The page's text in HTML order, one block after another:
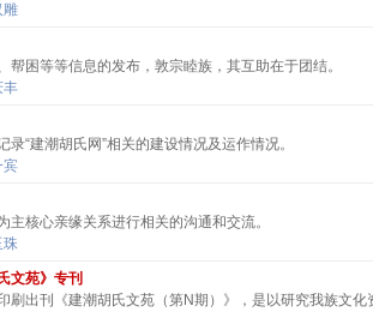
雕
帮困等等信息的发布，敦宗睦族，其互助在于团结。
丰
录“建潮胡氏网”相关的建设情况及运作情况。
宾
主核心亲缘关系进行相关的沟通和交流。
珠
文苑》专刊
刷出刊《建潮胡氏文苑（第N期）》，是以研究我族文